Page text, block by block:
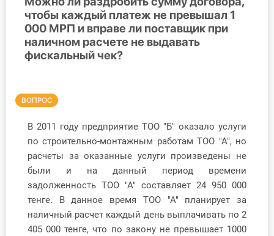
Библиотека бухгалтера
Инструменты
Справочник бухгалтера
Участник ВЭД
Практика ИП
Кадры. Труд. Зарплата.
Учет по отраслям
чтобы каждый платеж не превышал 1
000 МРП и вправе ли поставщик при
наличном расчете не выдавать
фискальный чек?
ВОПРОС
В 2011 году предприятие ТОО "Б" оказало услуги
по строительно-монтажным работам ТОО "А", но
расчеты за оказанные услуги произведены не
были и на данный период времени
задолженность ТОО "А" составляет 24 950 000
тенге. В данное время ТОО "А" планирует за
наличный расчет каждый день выплачивать по 2
405 000 тенге, что по закону не превышает 1000